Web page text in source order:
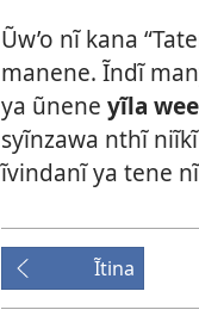
Ũw’o nĩ kana
manene. Ĩndĩ
ya ũnene yĩla
syĩnzawa nthĩ
ĩvindanĩ ya tene nĩ
Ĩtina